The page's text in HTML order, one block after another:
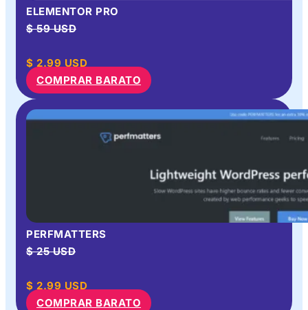
ELEMENTOR PRO
$ 59 USD
$ 2.99 USD
COMPRAR BARATO
PERFMATTERS
$ 25 USD
$ 2.99 USD
COMPRAR BARATO